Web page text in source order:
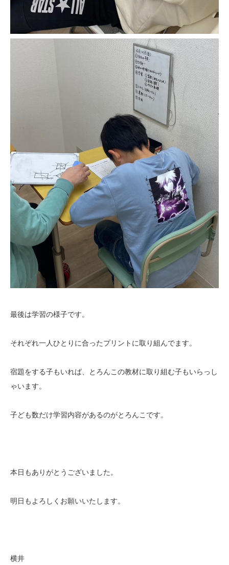
最後は学習の様子です。
それぞれ一人ひとりに合ったプリントに取り組んでます。
宿題をする子もいれば、とろんこの教材に取り組む子もいらっし
ゃいます。
子ども数だけ学習内容があるのがとろんこです。
本日もありがとうございました。
明日もよろしくお願いいたします。
横井